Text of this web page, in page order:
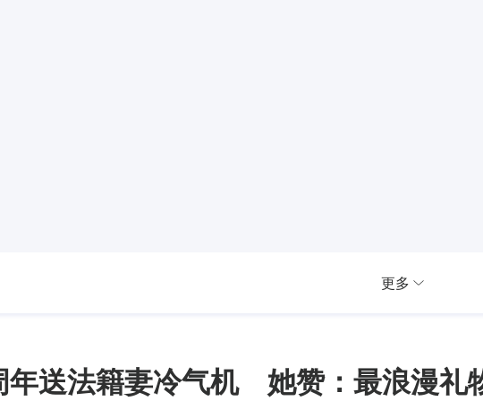
更多
年送法籍妻冷气机 她赞：最浪漫礼